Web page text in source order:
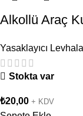
Alkollü Araç
Yasaklayıcı
Stokta var
₺20,00 + KDV